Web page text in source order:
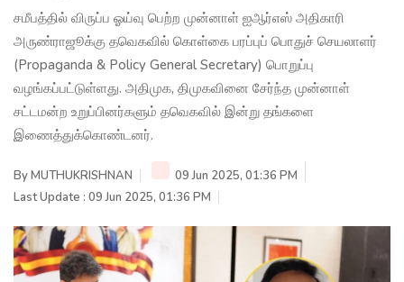
சமீபத்தில் விருப்ப ஓய்வு பெற்ற முன்னாள் ஐஆர்எஸ் அதிகாரி
அருண்ராஜூக்கு தவெகவில் கொள்கை பரப்புப் பொதுச் செயலாளர்
(Propaganda & Policy General Secretary) பொறுப்பு
வழங்கப்பட்டுள்ளது. அதிமுக, திமுகவினை சேர்ந்த முன்னாள்
சட்டமன்ற உறுப்பினர்களும் தவெகவில் இன்று தங்களை
இணைத்துக்கொண்டனர்.
ByMUTHUKRISHNAN
09 Jun 2025, 01:36 PM
Last Update : 09 Jun 2025, 01:36 PM